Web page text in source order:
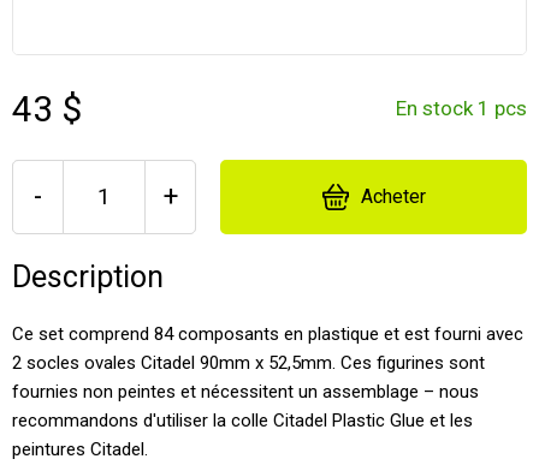
43 $ En stock 1 pcs
- + Acheter
Description
Ce set comprend 84 composants en plastique et est fourni avec
2 socles ovales Citadel 90mm x 52,5mm. Ces figurines sont
fournies non peintes et nécessitent un assemblage – nous
recommandons d'utiliser la colle Citadel Plastic Glue et les
peintures Citadel.